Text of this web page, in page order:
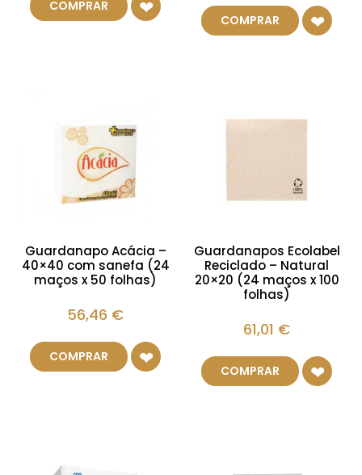
COMPRAR
COMPRAR
Guardanapo Acácia –
40×40 com sanefa (24
maços x 50 folhas)
56,46 €
COMPRAR
Guardanapos Ecolabel
Reciclado – Natural
20×20 (24 maços x 100
folhas)
61,01 €
COMPRAR